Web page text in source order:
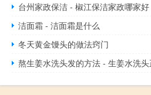
台州家政保洁 - 椒江保洁家政哪家好
洁面霜 - 洁面霜是什么
冬天黄金馒头的做法窍门
熬生姜水洗头发的方法 - 生姜水洗